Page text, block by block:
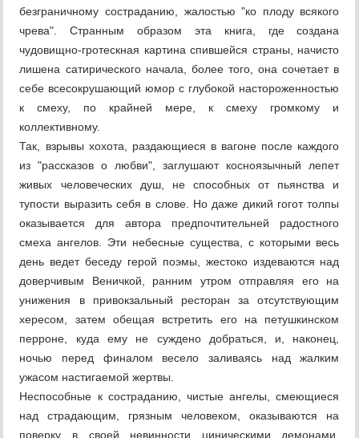
безграничному состраданию, жалостью "ко плоду всякого
чрева". Странным образом эта книга, где создана
чудовищно-гротескная картина спившейся страны, начисто
лишена сатирического начала, более того, она сочетает в
себе всесокрушающий юмор с глубокой настороженностью
к смеху, по крайней мере, к смеху громкому и
коллективному.
Так, взрывы хохота, раздающиеся в вагоне после каждого
из "рассказов о любви", заглушают косноязычный лепет
живых человеческих душ, не способных от пьянства и
тупости выразить себя в слове. Но даже дикий гогот толпы
оказывается для автора предпочтительней радостного
смеха ангелов. Эти небесные существа, с которыми весь
день ведет беседу герой поэмы, жестоко издеваются над
доверчивым Веничкой, ранним утром отправляя его на
унижения в привокзальный ресторан за отсутствующим
хересом, затем обещая встретить его на петушкинском
перроне, куда ему не суждено добраться, и, наконец,
ночью перед финалом весело заливаясь над жалким
ужасом настигаемой жертвы.
Неспособные к состраданию, чистые ангелы, смеющиеся
над страдающим, грязным человеком, оказываются на
поверку в своей невинности циническими демонами,